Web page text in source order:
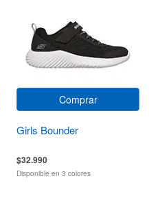
Comprar
Girls Bounder
$32.990
Disponible en 3 colores